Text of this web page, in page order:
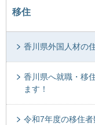
移住
香川県外国人材の
香川県へ就職・移
ます！
令和7年度の移住